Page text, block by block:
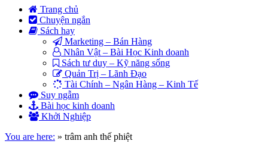
Trang chủ
Chuyện ngắn
Sách hay
Marketing – Bán Hàng
Nhân Vật – Bài Học Kinh doanh
Sách tư duy – Kỹ năng sống
Quản Trị – Lãnh Đạo
Tài Chính – Ngân Hàng – Kinh Tế
Suy ngẫm
Bài học kinh doanh
Khởi Nghiệp
You are here: » trâm anh thế phiệt